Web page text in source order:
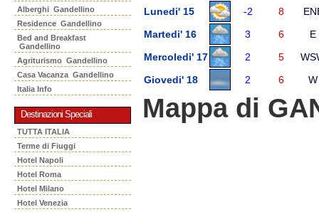
Alberghi Gandellino
Residence Gandellino
Bed and Breakfast
Gandellino
Agriturismo Gandellino
Casa Vacanza Gandellino
Italia Info
Destinazioni Speciali
TUTTA ITALIA
Terme di Fiuggi
Hotel Napoli
Hotel Roma
Hotel Milano
Hotel Venezia
Lunedi' 15
-2 8
Martedi' 16
3 6
E
Mercoledi' 17
2 5
Giovedi' 18
2 6 W
Mappa di